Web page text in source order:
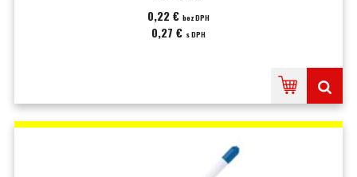
0,22 € bez DPH
0,27 € s DPH